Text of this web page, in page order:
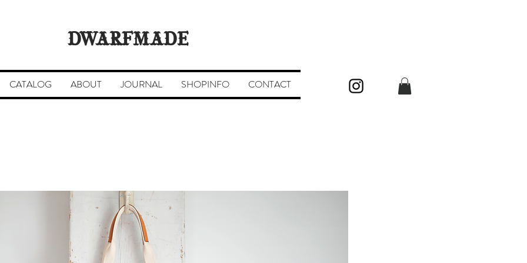
DWARFMADE
CATALOG ABOUT JOURNAL SHOPINFO CONTACT